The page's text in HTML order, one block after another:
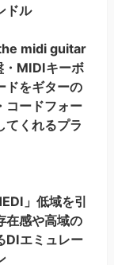
ドル
the midi guitar
MIDIキーボ
ドをギターの
コードフォー
てくれるプラ
」低域を引
在感や高域の
DIエミュレー